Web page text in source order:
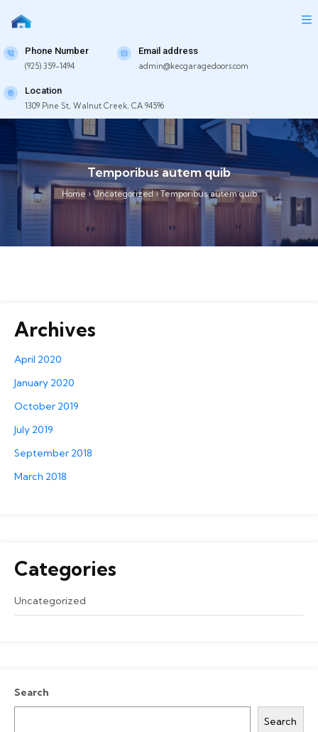
Phone Number
(925) 359-1494
Email address
admin@kecgaragedoors.com
Location
1309 Pine St, Walnut Creek, CA 94596
Temporibus autem quib
Home › Uncategorized›Temporibus autem quib
Archives
April 2020
January 2020
October 2019
July 2019
September 2018
March 2018
Categories
Uncategorized
Search
Search